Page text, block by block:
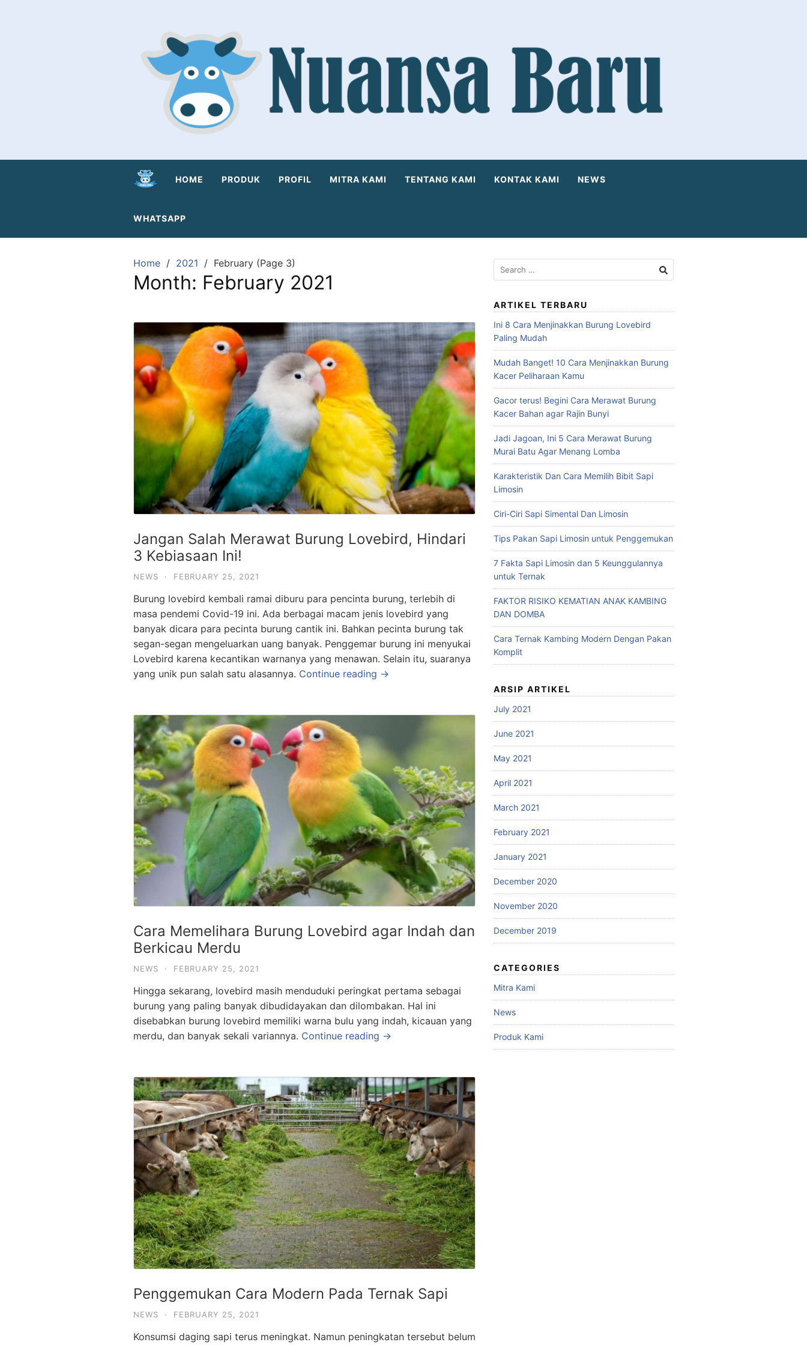
HOME PRODUK PROFIL MITRA KAMI TENTANG KAMI KONTAK KAMI NEWS
WHATSAPP
Home 2021 February (Page 3)
Month: February 2021
Jangan Salah Merawat Burung Lovebird, Hindari
3 Kebiasaan Ini!
NEWS · FEBRUARY 25, 2021
Burung lovebird kembali ramai diburu para pencinta burung, terlebih di
masa pendemi Covid-19 ini. Ada berbagai macam jenis lovebird yang
banyak dicara para pecinta burung cantik ini. Bahkan pecinta burung tak
segan-segan mengeluarkan uang banyak. Penggemar burung ini menyukai
Lovebird karena kecantikan warnanya yang menawan. Selain itu, suaranya
yang unik pun salah satu alasannya. Continue reading →
Cara Memelihara Burung Lovebird agar Indah dan
Berkicau Merdu
NEWS · FEBRUARY 25, 2021
Hingga sekarang, lovebird masih menduduki peringkat pertama sebagai
burung yang paling banyak dibudidayakan dan dilombakan. Hal ini
disebabkan burung lovebird memiliki warna bulu yang indah, kicauan yang
merdu, dan banyak sekali variannya. Continue reading →
Penggemukan Cara Modern Pada Ternak Sapi
NEWS · FEBRUARY 25, 2021
Konsumsi daging sapi terus meningkat. Namun peningkatan tersebut belum
Search
for:
ARTIKEL TERBARU
Ini 8 Cara Menjinakkan Burung Lovebird
Paling Mudah
Mudah Banget! 10 Cara Menjinakkan Burung
Kacer Peliharaan Kamu
Gacor terus! Begini Cara Merawat Burung
Kacer Bahan agar Rajin Bunyi
Jadi Jagoan, Ini 5 Cara Merawat Burung
Murai Batu Agar Menang Lomba
Karakteristik Dan Cara Memilih Bibit Sapi
Limosin
Ciri-Ciri Sapi Simental Dan Limosin
Tips Pakan Sapi Limosin untuk Penggemukan
7 Fakta Sapi Limosin dan 5 Keunggulannya
untuk Ternak
FAKTOR RISIKO KEMATIAN ANAK KAMBING
DAN DOMBA
Cara Ternak Kambing Modern Dengan Pakan
Komplit
ARSIP ARTIKEL
July 2021
June 2021
May 2021
April 2021
March 2021
February 2021
January 2021
December 2020
November 2020
December 2019
CATEGORIES
Mitra Kami
News
Produk Kami